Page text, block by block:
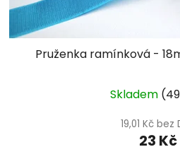
Pruženka ramínková -
Skladem
19,01 Kč bez
23 Kč